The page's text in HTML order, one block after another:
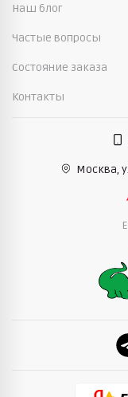
Наш блог
Частые вопросы
Состояние заказа
Контакты
Москва,